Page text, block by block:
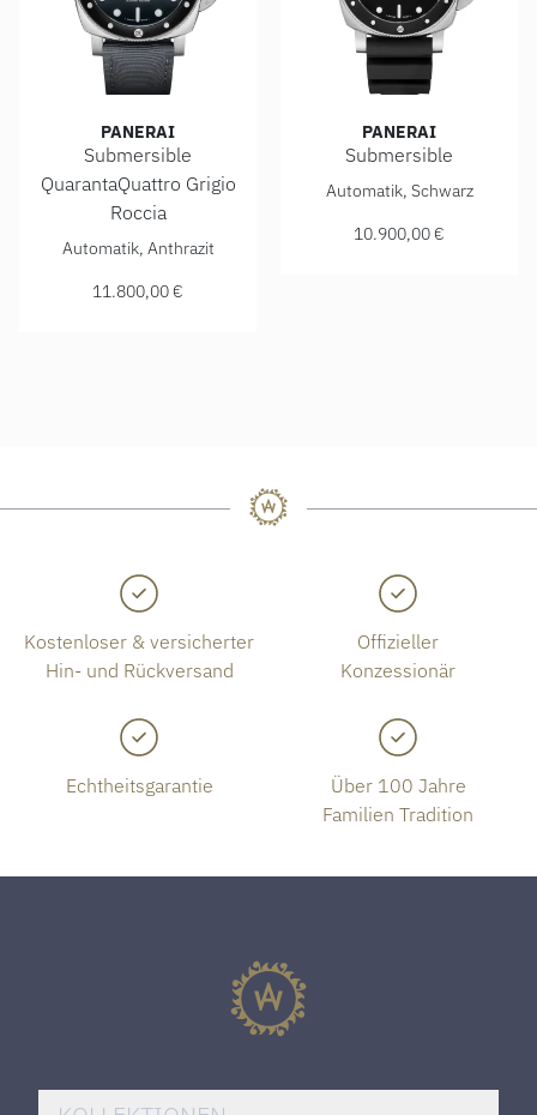
PANERAI
Submersible
QuarantaQuattro Grigio
Roccia
Panerai Submersible QuarantaQuattro Grigio Roccia, Ref:
Automatik, Anthrazit
11.800,00 €
PANERAI
Submersible
Panerai Submersible, Ref:
Automatik, Schwarz
10.900,00 €
Kostenloser & versicherter
Hin- und Rückversand
Offizieller
Konzessionär
Echtheitsgarantie
Über 100 Jahre
Familien Tradition